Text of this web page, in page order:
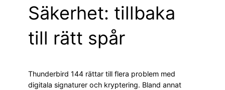
Säkerhet: tillbaka
till rätt spår
Thunderbird 144 rättar till flera problem med
digitala signaturer och kryptering. Bland annat